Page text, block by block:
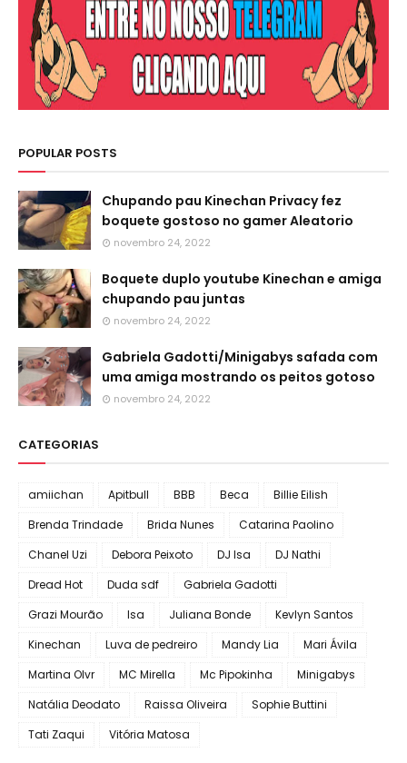
POPULAR POSTS
Chupando pau Kinechan Privacy fez
boquete gostoso no gamer Aleatorio
novembro 24, 2022
Boquete duplo youtube Kinechan e amiga
chupando pau juntas
novembro 24, 2022
Gabriela Gadotti/Minigabys safada com
uma amiga mostrando os peitos gotoso
novembro 24, 2022
CATEGORIAS
amiichan Apitbull BBB Beca
Billie Eilish
Brenda Trindade
Brida Nunes
Catarina Paolino
Chanel Uzi
Debora Peixoto DJ Isa
DJ Nathi
Dread Hot
Duda sdf
Gabriela Gadotti
Grazi Mourão
Isa Juliana Bonde
Kevlyn Santos
Kinechan
Luva de pedreiro Mandy Lia
Mari Ávila
Martina Olvr
MC Mirella Mc Pipokinha
Minigabys
Natália Deodato
Raissa Oliveira
Sophie Buttini
Tati Zaqui
Vitória Matosa